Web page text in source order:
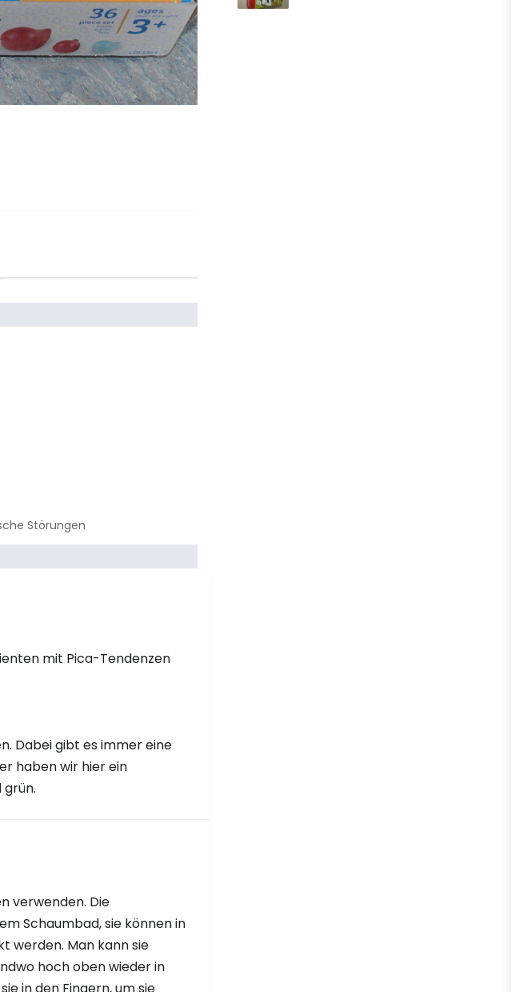
Störungen
mit Pica-Tendenzen
Dabei gibt es immer eine
haben wir hier ein
grün.
verwenden. Die
Schaumbad, sie können in
werden. Man kann sie
hoch oben wieder in